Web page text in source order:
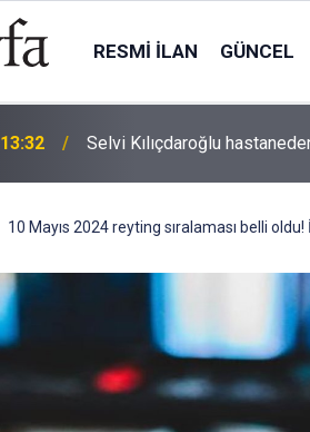
RESMI İLAN GÜNCEL
13:32 Selvi Kılıçdaroğlu
10 Mayıs 2024 reyting sıralaması belli oldu!